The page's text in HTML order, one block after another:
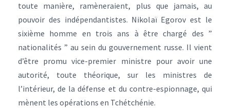
toute manière, ramèneraient, plus que jamais, au
pouvoir des indépendantistes. Nikolaï Egorov est le
sixième homme en trois ans à être chargé des ”
nationalités ” au sein du gouvernement russe. Il vient
d’être promu vice-premier ministre pour avoir une
autorité, toute théorique, sur les ministres de
l’intérieur, de la défense et du contre-espionnage, qui
mènent les opérations en Tchétchénie.